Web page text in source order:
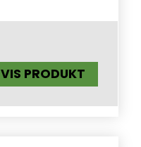
VIS PRODUKT